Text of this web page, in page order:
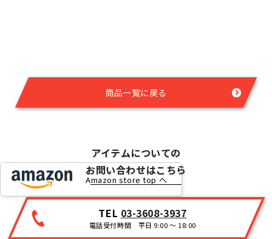
商品一覧に戻る
Amazon store top へ
アイテムについての
お問い合わせはこちら
TEL 03-3608-3937
電話受付時間 平日 9:00 ～ 18:00